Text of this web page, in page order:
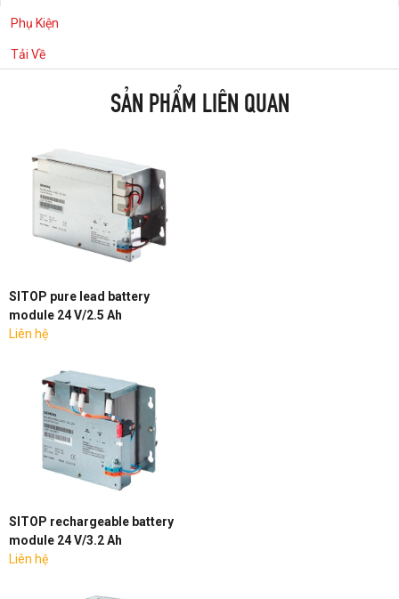
Phụ Kiện
Tải Về
SẢN PHẨM LIÊN QUAN
SITOP pure lead battery
module 24 V/2.5 Ah
Liên hệ
SITOP rechargeable battery
module 24 V/3.2 Ah
Liên hệ